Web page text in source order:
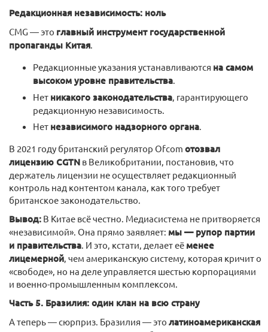
Редакционная независимость: ноль
CMG — это главный инструмент государственной
пропаганды Китая.
Редакционные указания устанавливаются на самом
высоком уровне правительства.
Нет никакого законодательства, гарантирующего
редакционную независимость.
Нет независимого надзорного органа.
В 2021 году британский регулятор Ofcom отозвал
лицензию CGTN в Великобритании, постановив, что
держатель лицензии не осуществляет редакционный
контроль над контентом канала, как того требует
британское законодательство.
Вывод: В Китае всё честно. Медиасистема не притворяется
«независимой». Она прямо заявляет: мы — рупор партии
и правительства. И это, кстати, делает её менее
лицемерной, чем американскую систему, которая кричит о
«свободе», но на деле управляется шестью корпорациями
и военно-промышленным комплексом.
Часть 5. Бразилия: один клан на всю страну
А теперь — сюрприз. Бразилия — это латиноамериканская